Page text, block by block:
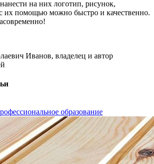
на них логотип, рисунок,
их помощью можно быстро и качественно.
Иванов, владелец и автор
образование